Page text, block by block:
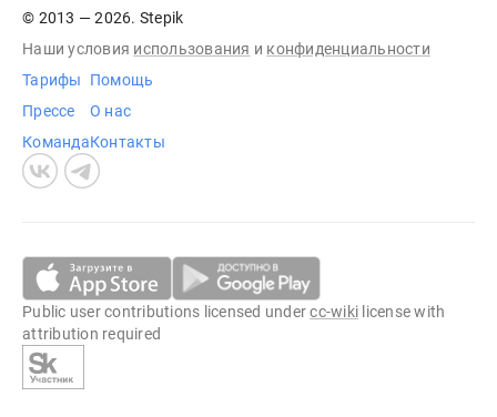
© 2013 — 2026. Stepik
Наши условия использования и конфиденциальности
Тарифы
Прессе
Команда
Помощь
О нас
Контакты
Public user contributions licensed undercc-wiki license with
attribution required